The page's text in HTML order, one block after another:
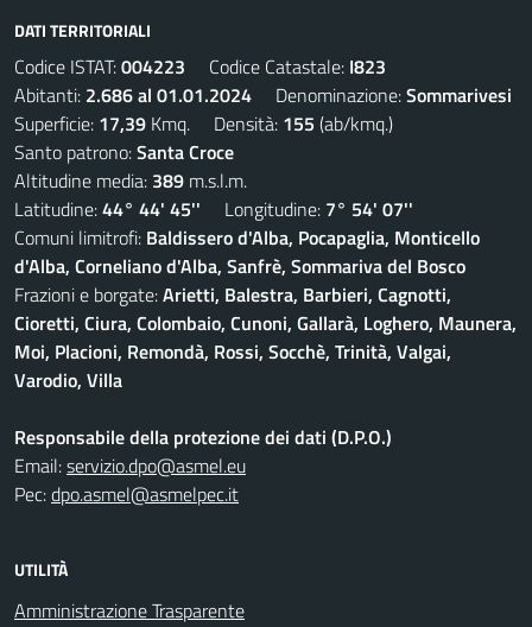
DATI TERRITORIALI
Codice ISTAT:004223 Codice Catastale: I823
Abitanti: 2.686 al 01.01.2024 Denominazione:Sommarivesi
Superficie: 17,39 Kmq. Densità: 155 (ab/kmq.)
Santo patrono:Santa Croce
Altitudine media: 389 m.s.l.m.
Latitudine:44° 44' 45'' Longitudine: 7° 54' 07''
Comuni limitrofi: Baldissero d'Alba, Pocapaglia, Monticello
d'Alba, Corneliano d'Alba, Sanfrè, Sommariva del Bosco
Frazioni e borgate:Arietti, Balestra, Barbieri, Cagnotti,
Cioretti, Ciura, Colombaio, Cunoni, Gallarà, Loghero, Maunera,
Moi, Placioni, Remondà, Rossi, Socchè, Trinità, Valgai,
Varodio, Villa
Responsabile della protezione dei dati (D.P.O.)
Email:servizio.dpo@asmel.eu
Pec:dpo.asmel@asmelpec.it
UTILITÀ
Amministrazione Trasparente